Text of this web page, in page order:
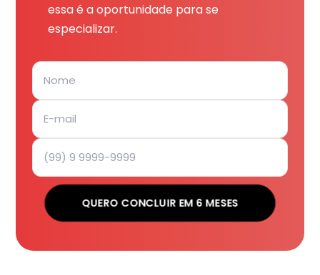
essa é a oportunidade para se
especializar.
QUERO CONCLUIR EM 6 MESES